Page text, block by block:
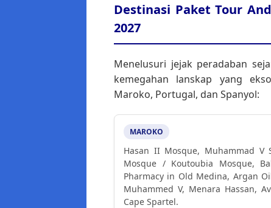
Destinasi Paket Tour
2027
Menelusuri jejak peradaban
kemegahan lanskap yang
Maroko, Portugal, dan Spanyol:
MAROKO
Hasan II Mosque, Muhammad V
Mosque / Koutoubia Mosque,
Pharmacy in Old Medina, Argan
Muhammed V, Menara Hassan,
Cape Spartel.